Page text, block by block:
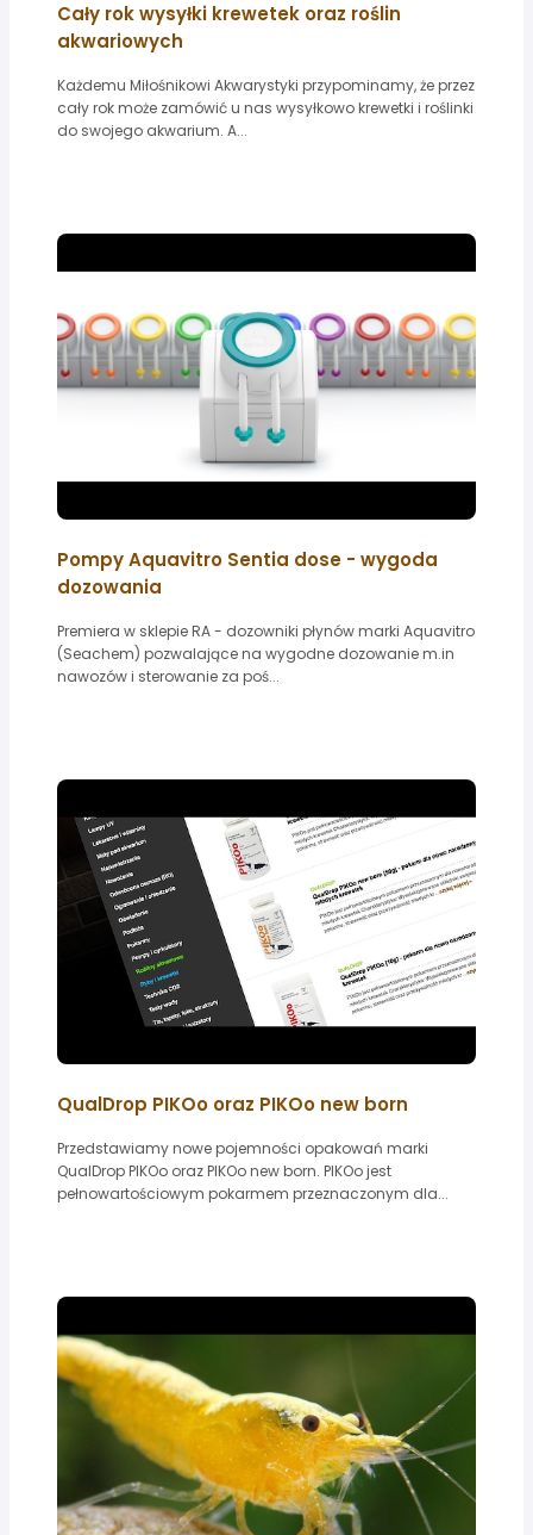
Cały rok wysyłki krewetek oraz roślin
akwariowych
Każdemu Miłośnikowi Akwarystyki przypominamy, że przez
cały rok może zamówić u nas wysyłkowo krewetki i roślinki
do swojego akwarium. A...
Pompy Aquavitro Sentia dose - wygoda
dozowania
Premiera w sklepie RA - dozowniki płynów marki Aquavitro
(Seachem) pozwalające na wygodne dozowanie m.in
nawozów i sterowanie za poś...
QualDrop PIKOo oraz PIKOo new born
Przedstawiamy nowe pojemności opakowań marki
QualDrop PIKOo oraz PIKOo new born. PIKOo jest
pełnowartościowym pokarmem przeznaczonym dla...